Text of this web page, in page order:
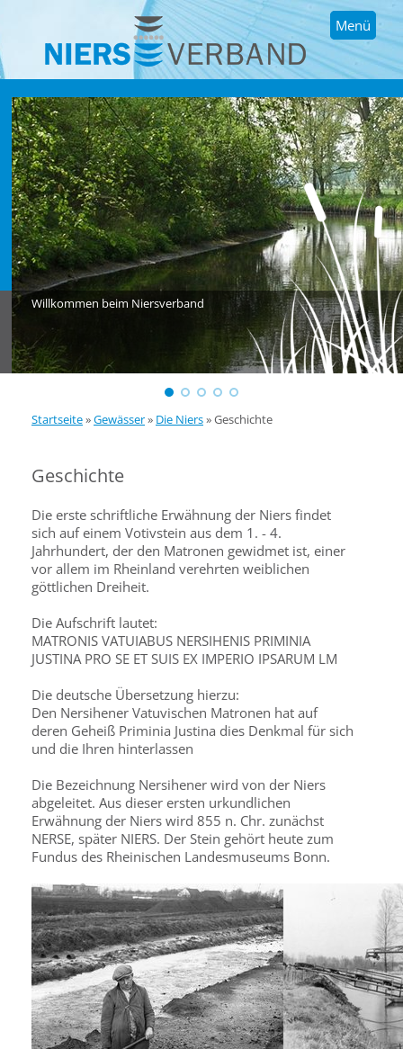
Menü
Willkommen beim Niersverband
Startseite»Gewässer» Die Niers»Geschichte
Geschichte
Die erste schriftliche Erwähnung der Niers findet
sich auf einem Votivstein aus dem 1. - 4.
Jahrhundert, der den Matronen gewidmet ist, einer
vor allem im Rheinland verehrten weiblichen
göttlichen Dreiheit.
Die Aufschrift lautet:
MATRONIS VATUIABUS NERSIHENIS PRIMINIA
JUSTINA PRO SE ET SUIS EX IMPERIO IPSARUM LM
Die deutsche Übersetzung hierzu:
Den Nersihener Vatuvischen Matronen hat auf
deren Geheiß Priminia Justina dies Denkmal für sich
und die Ihren hinterlassen
Die Bezeichnung Nersihener wird von der Niers
abgeleitet. Aus dieser ersten urkundlichen
Erwähnung der Niers wird 855 n. Chr. zunächst
NERSE, später NIERS. Der Stein gehört heute zum
Fundus des Rheinischen Landesmuseums Bonn.